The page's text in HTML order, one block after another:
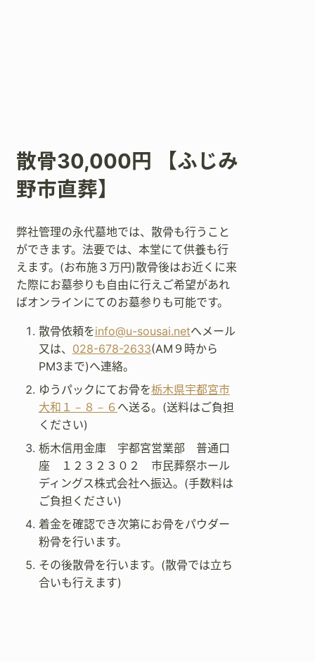
散骨30,000円 【ふじみ
野市直葬】
弊社管理の永代墓地では、散骨も行うこと
ができます。法要では、本堂にて供養も行
えます。(お布施３万円)散骨後はお近くに来
た際にお墓参りも自由に行えご希望があれ
ばオンラインにてのお墓参りも可能です。
散骨依頼をinfo@u-sousai.netへメール
又は、 028-678-2633(AM９時から
PM3まで)へ連絡。
ゆうパックにてお骨を栃木県宇都宮市
大和１－８－６ へ送る。(送料はご負担
ください)
栃木信用金庫 宇都宮営業部 普通口
座 １２３２３０２ 市民葬祭ホール
ディングス株式会社へ振込。(手数料は
ご負担ください)
着金を確認でき次第にお骨をパウダー
粉骨を行います。
その後散骨を行います。(散骨では立ち
合いも行えます)